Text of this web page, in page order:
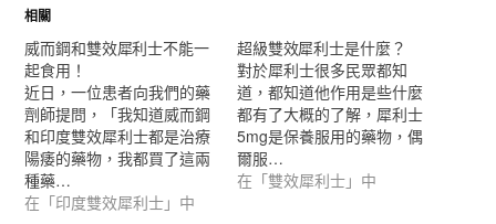
相關
威而鋼和雙效犀利士不能一
起食用！
近日，一位患者向我們的藥
劑師提問，「我知道威而鋼
和印度雙效犀利士都是治療
陽痿的藥物，我都買了這兩
種藥…
在「印度雙效犀利士」中
超級雙效犀利士是什麼？
對於犀利士很多民眾都知
道，都知道他作用是些什麼
都有了大概的了解，犀利士
5mg是保養服用的藥物，偶
爾服…
在「雙效犀利士」中